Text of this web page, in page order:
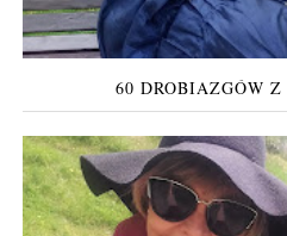
60 DROBIAZGÓW